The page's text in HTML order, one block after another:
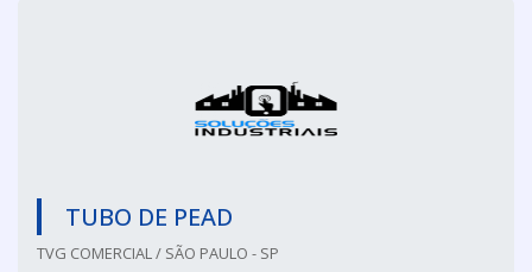
TUBO DE PEAD
TVG COMERCIAL / SÃO PAULO - SP